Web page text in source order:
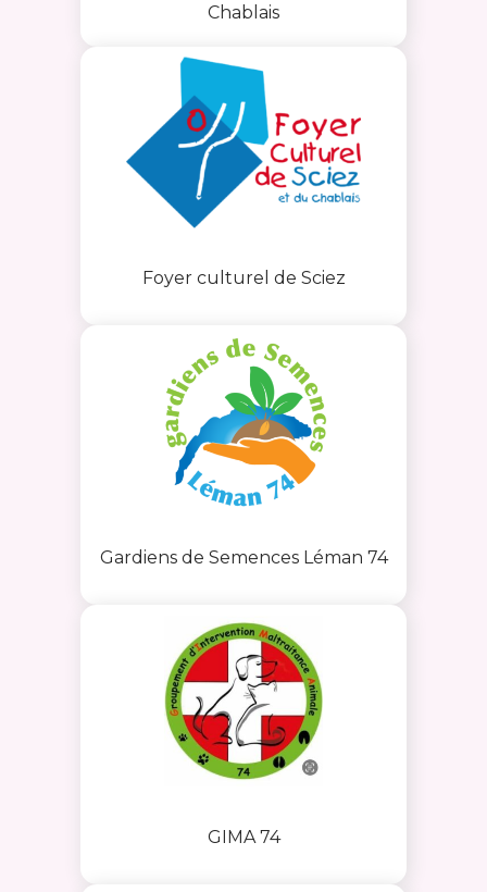
Chablais
Foyer culturel de Sciez
Gardiens de Semences Léman 74
GIMA 74